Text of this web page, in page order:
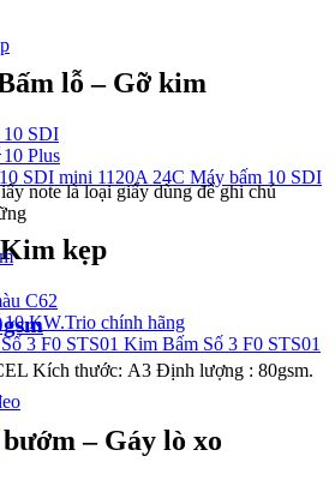
lỗ – Gỡ kim
10 SDI
Plus
Máy bấm 10 SDI
kẹp
C62
10 KW.Trio chính hãng
Kim Bấm Số 3 F0 STS01
– Gáy lò xo
note là loại giấy dùng để ghi chú
Kích thước: A3 Định lượng : 80gsm.